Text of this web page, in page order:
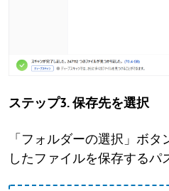
ステップ3. 保存先を選択
「フォルダーの選択」ボ
したファイルを保存するパ